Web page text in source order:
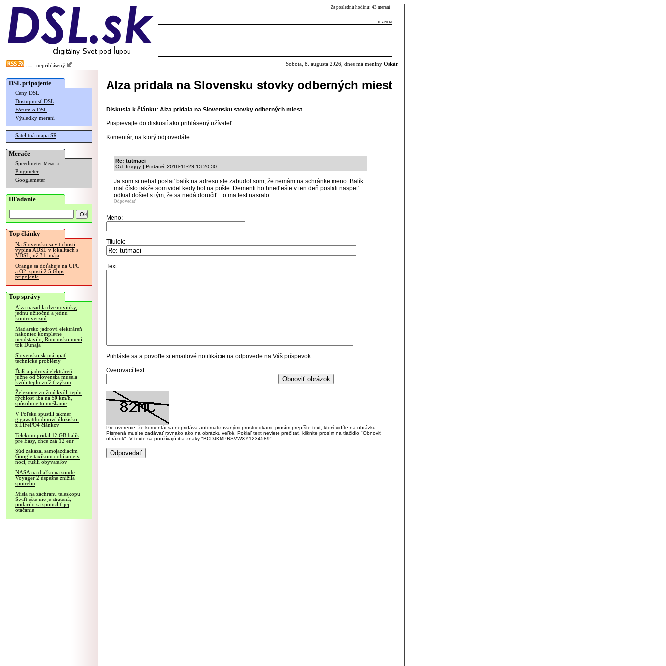
Za poslednú hodinu: 43 meraní
inzercia
neprihlásený Sobota, 8. augusta 2026, dnes má meniny Oskár
DSL pripojenie
Ceny DSL
Dostupnosť DSL
Fórum o DSL
Výsledky meraní
Satelitná mapa SR
Merače
Speedmeter Merania
Pingmeter
Googlemeter
Hľadanie
Top články
Na Slovensku sa v tichosti
vypína ADSL v lokalitách s
VDSL, už 31. mája
Orange sa doťahuje na UPC
a O2, spustí 2.5 Gbps
pripojenie
Top správy
Alza nasadila dve novinky,
jednu užitočnú a jednu
kontroverznú
Maďarsko jadrovú elektráreň
nakoniec kompletne
neodstavilo, Rumunsko mení
tok Dunaja
Slovensko.sk má opäť
technické problémy
Ďalšia jadrová elektráreň
južne od Slovenska musela
kvôli teplu znížiť výkon
Železnice znižujú kvôli teplu
rýchlosť iba na 50 km/h,
spôsobuje to meškanie
V Poľsku spustili takmer
gigawatthodinové úložisko,
z LiFePO4 článkov
Telekom pridal 12 GB balík
pre Easy, chce zaň 12 eur
Súd zakázal samojazdiacim
Google taxíkom dobíjanie v
noci, rušili obyvateľov
NASA na diaľku na sonde
Voyager 2 úspešne znížila
spotrebu
Misia na záchranu teleskopu
Swift ešte nie je stratená,
podarilo sa spomaliť jej
otáčanie
Alza pridala na Slovensku stovky odberných miest
Diskusia k článku: Alza pridala na Slovensku stovky odberných miest
Prispievajte do diskusií ako prihlásený užívateľ.
Komentár, na ktorý odpovedáte:
Re: tutmaci
Od: froggy | Pridané: 2018-11-29 13:20:30
Ja som si nehal poslať balík na adresu ale zabudol som, že nemám na schránke meno. Balík
mal číslo takže som videl kedy bol na pošte. Dementi ho hneď ešte v ten deň poslali naspeť
odkial došiel s tým, že sa nedá doručiť. To ma fest nasralo
Odpovedať
Meno:
Titulok:
Text:
Prihláste sa a povoľte si emailové notifikácie na odpovede na Váš príspevok.
Overovací text:
Pre overenie, že komentár sa nepridáva automatizovanými prostriedkami, prosím prepíšte text, ktorý vidíte na obrázku.
Písmená musíte zadávať rovnako ako na obrázku veľké. Pokiaľ text neviete prečítať, kliknite prosím na tlačidlo "Obnoviť
obrázok". V texte sa používajú iba znaky "BCDJKMPRSVWXY1234589".